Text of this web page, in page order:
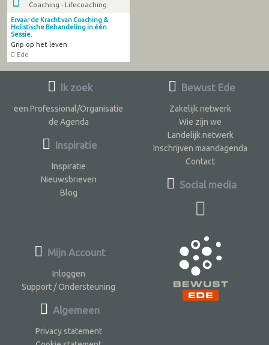
Coaching - Lifecoaching
Ervaar de Kracht van Coaching &
Holistische Behandeling in één
Sessie.
Grip op het leven
Ede
Ik zoek
een Professional/Organisatie
de Agenda
Inspiratie
Inspiratie
Nieuwsbrieven
Blog
Bewust Ede
Zakelijk netwerk
Wie zijn we
Landelijk netwerk
Inschrijven maandagenda
Contact
Social media
Mijn Account
Inloggen
Support / Ondersteuning
Algemeen
Privacy statement